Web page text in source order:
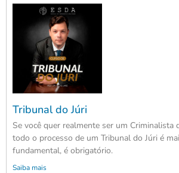
Tribunal do Júri
Se você quer realmente ser um Criminalista
todo o processo de um Tribunal do Júri é
fundamental, é obrigatório.
Saiba mais